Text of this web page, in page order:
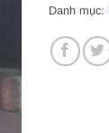
Danh mục: